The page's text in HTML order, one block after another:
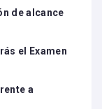
de alcance
el Examen
a